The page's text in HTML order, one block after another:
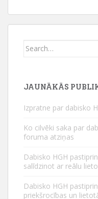
Meklēt:
JAUNĀKĀS
Izpratne par dabisko
Ko cilvēki saka par
foruma atziņas
Dabisko HGH
salīdzinot ar reālu
Dabisko HGH
priekšrocības un